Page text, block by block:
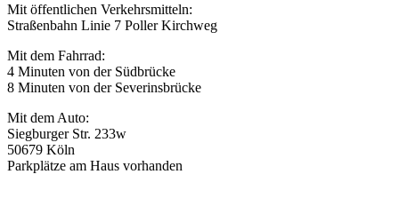
Mit öffentlichen Verkehrsmitteln:
Straßenbahn Linie 7 Poller Kirchweg
Mit dem Fahrrad:
4 Minuten von der Südbrücke
8 Minuten von der Severinsbrücke
Mit dem Auto:
Siegburger Str. 233w
50679 Köln
Parkplätze am Haus vorhanden